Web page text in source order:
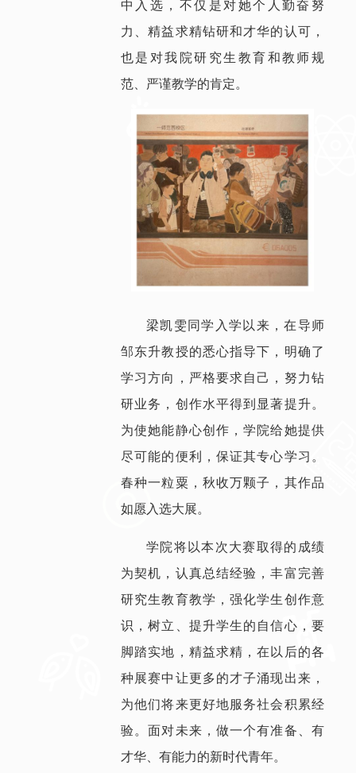
中入选，不仅是对她个人勤奋努
力、精益求精钻研和才华的认可，
也是对我院研究生教育和教师规
范、严谨教学的肯定。
梁凯雯同学入学以来，在导师
邹东升教授的悉心指导下，明确了
学习方向，严格要求自己，努力钻
研业务，创作水平得到显著提升。
为使她能静心创作，学院给她提供
尽可能的便利，保证其专心学习。
春种一粒粟，秋收万颗子，其作品
如愿入选大展。
学院将以本次大赛取得的成绩
为契机，认真总结经验，丰富完善
研究生教育教学，强化学生创作意
识，树立、提升学生的自信心，要
脚踏实地，精益求精，在以后的各
种展赛中让更多的才子涌现出来，
为他们将来更好地服务社会积累经
验。面对未来，做一个有准备、有
才华、有能力的新时代青年。